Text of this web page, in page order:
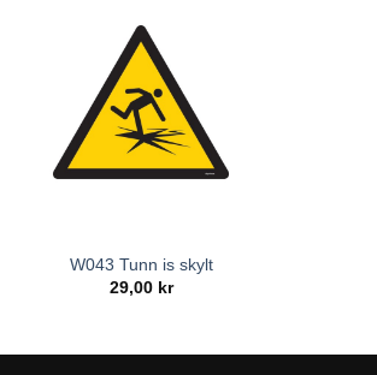
W043 Tunn is skylt
29,00 kr